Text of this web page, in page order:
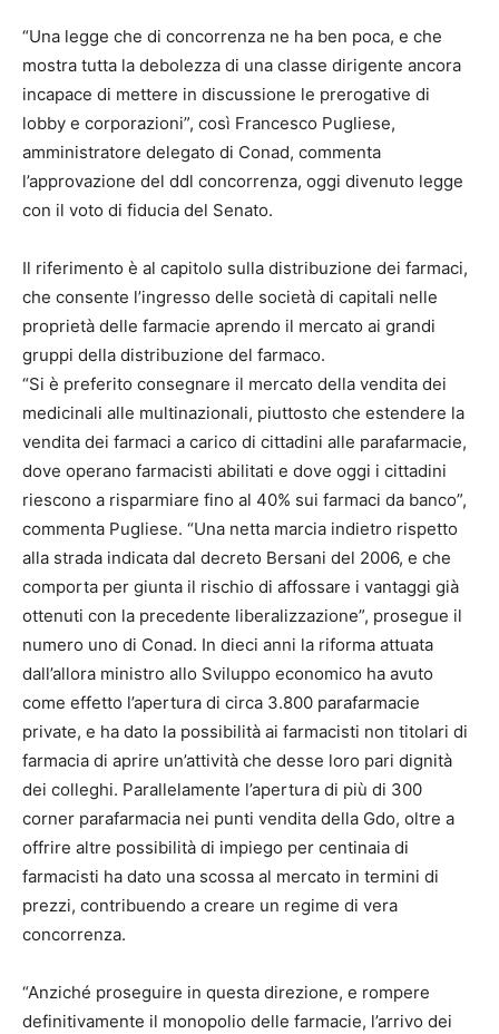
“Una legge che di concorrenza ne ha ben poca, e che
mostra tutta la debolezza di una classe dirigente ancora
incapace di mettere in discussione le prerogative di
lobby e corporazioni”, così Francesco Pugliese,
amministratore delegato di Conad, commenta
l’approvazione del ddl concorrenza, oggi divenuto legge
con il voto di fiducia del Senato.
Il riferimento è al capitolo sulla distribuzione dei farmaci,
che consente l’ingresso delle società di capitali nelle
proprietà delle farmacie aprendo il mercato ai grandi
gruppi della distribuzione del farmaco.
“Si è preferito consegnare il mercato della vendita dei
medicinali alle multinazionali, piuttosto che estendere la
vendita dei farmaci a carico di cittadini alle parafarmacie,
dove operano farmacisti abilitati e dove oggi i cittadini
riescono a risparmiare fino al 40% sui farmaci da banco”,
commenta Pugliese. “Una netta marcia indietro rispetto
alla strada indicata dal decreto Bersani del 2006, e che
comporta per giunta il rischio di affossare i vantaggi già
ottenuti con la precedente liberalizzazione”, prosegue il
numero uno di Conad. In dieci anni la riforma attuata
dall’allora ministro allo Sviluppo economico ha avuto
come effetto l’apertura di circa 3.800 parafarmacie
private, e ha dato la possibilità ai farmacisti non titolari di
farmacia di aprire un’attività che desse loro pari dignità
dei colleghi. Parallelamente l’apertura di più di 300
corner parafarmacia nei punti vendita della Gdo, oltre a
offrire altre possibilità di impiego per centinaia di
farmacisti ha dato una scossa al mercato in termini di
prezzi, contribuendo a creare un regime di vera
concorrenza.
“Anziché proseguire in questa direzione, e rompere
definitivamente il monopolio delle farmacie, l’arrivo dei